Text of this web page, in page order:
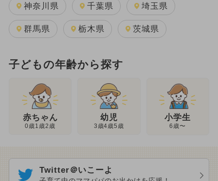
神奈川県 千葉県 埼玉県
群馬県 栃木県 茨城県
子どもの年齢から探す
赤ちゃん
0歳1歳2歳
幼児
3歳4歳5歳
小学生
6歳〜
Twitter＠いこーよ